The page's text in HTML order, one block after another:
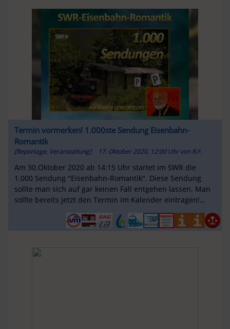
Termin vormerken! 1.000ste Sendung Eisenbahn-
Romantik
[Reportage, Veranstaltung] 17. Oktober 2020, 12:00 Uhr vonR.F.
Am 30.Oktober 2020 ab 14:15 Uhr startet im SWR die
1.000 Sendung "Eisenbahn-Romantik". Diese Sendung
sollte man sich auf gar keinen Fall entgehen lassen. Man
sollte bereits jetzt den Termin im Kalender eintragen!